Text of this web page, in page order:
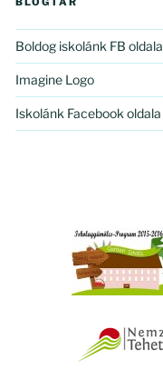
Boldog iskolánk FB oldala
Imagine Logo
Iskolánk Facebook oldala